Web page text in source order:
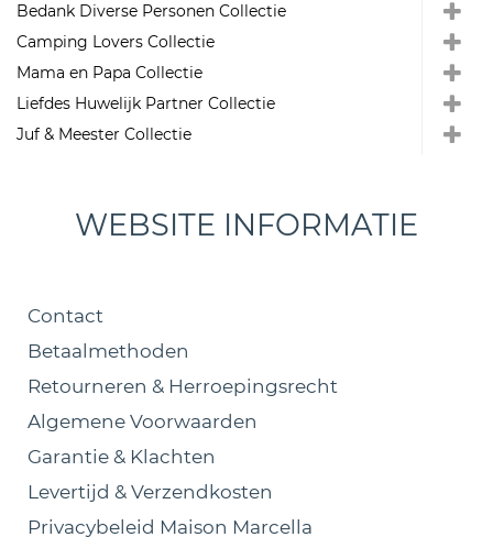
Bedank Diverse Personen Collectie
Camping Lovers Collectie
Mama en Papa Collectie
Liefdes Huwelijk Partner Collectie
Juf & Meester Collectie
WEBSITE INFORMATIE
Contact
Betaalmethoden
Retourneren & Herroepingsrecht
Algemene Voorwaarden
Garantie & Klachten
Levertijd & Verzendkosten
Privacybeleid Maison Marcella